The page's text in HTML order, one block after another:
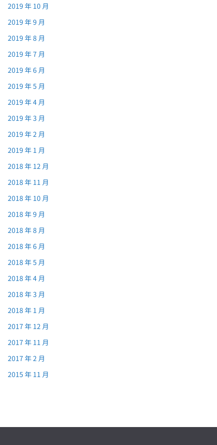
2019 年 10 月
2019 年 9 月
2019 年 8 月
2019 年 7 月
2019 年 6 月
2019 年 5 月
2019 年 4 月
2019 年 3 月
2019 年 2 月
2019 年 1 月
2018 年 12 月
2018 年 11 月
2018 年 10 月
2018 年 9 月
2018 年 8 月
2018 年 6 月
2018 年 5 月
2018 年 4 月
2018 年 3 月
2018 年 1 月
2017 年 12 月
2017 年 11 月
2017 年 2 月
2015 年 11 月